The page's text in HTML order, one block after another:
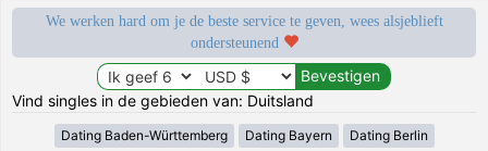
We werken hard om je de beste service te geven, wees alsjeblieft
ondersteunend
Vind singles in de gebieden van: Duitsland
Dating Baden-Württemberg Dating Bayern Dating Berlin